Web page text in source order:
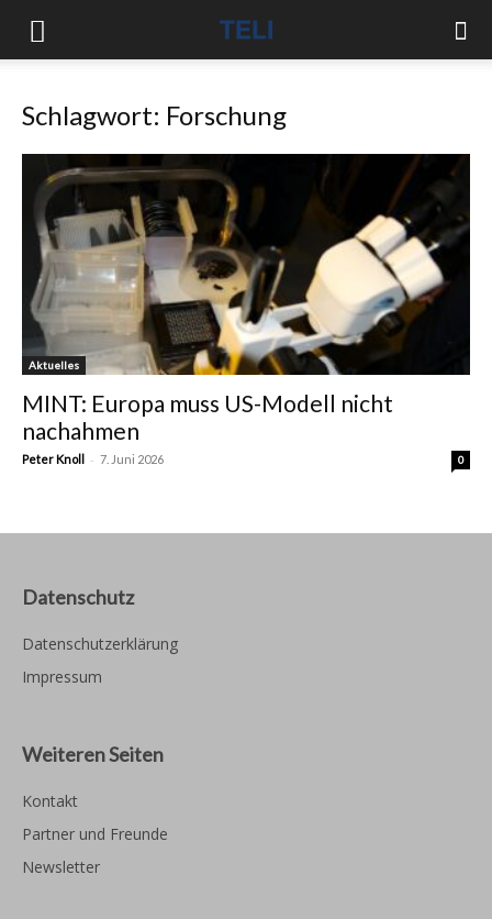
Schlagwort: Forschung
Aktuelles
MINT: Europa muss US-Modell nicht
nachahmen
Peter Knoll - 7. Juni 2026 0
Datenschutz
Datenschutzerklärung
Impressum
Weiteren Seiten
Kontakt
Partner und Freunde
Newsletter